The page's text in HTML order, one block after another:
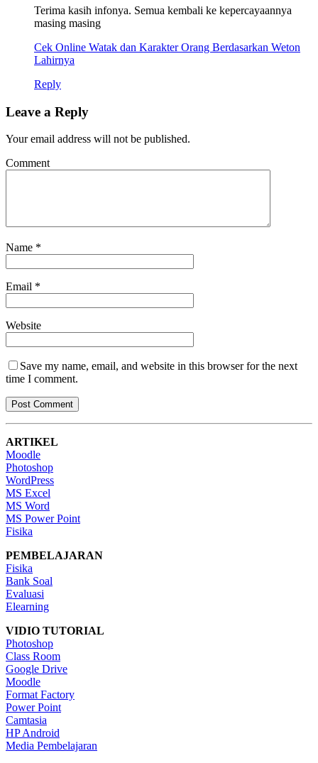
Terima kasih infonya. Semua kembali ke kepercayaannya
masing masing
Cek Online Watak dan Karakter Orang Berdasarkan Weton
Lahirnya
Reply
Leave a Reply
Your email address will not be published.
Comment
Name *
Email *
Website
Save my name, email, and website in this browser for the next
time I comment.
ARTIKEL
Moodle
Photoshop
WordPress
MS Excel
MS Word
MS Power Point
Fisika
PEMBELAJARAN
Fisika
Bank Soal
Evaluasi
Elearning
VIDIO TUTORIAL
Photoshop
Class Room
Google Drive
Moodle
Format Factory
Power Point
Camtasia
HP Android
Media Pembelajaran